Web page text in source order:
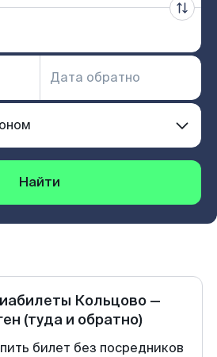
Найти
Кольцово —
(туда и обратно)
билет без посредников